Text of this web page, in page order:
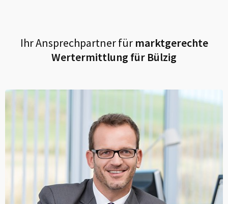
Ihr Ansprechpartner fürmarktgerechte
Wertermittlung für Bülzig